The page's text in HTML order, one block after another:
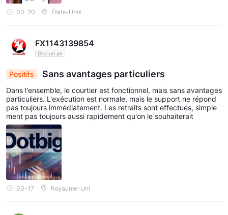
03-20 États-Unis
FX1143139854
D'ici un an
Positifs Sans avantages particuliers
Dans l'ensemble, le courtier est fonctionnel, mais sans avantages
particuliers. L'exécution est normale, mais le support ne répond
pas toujours immédiatement. Les retraits sont effectués, simple
ment pas toujours aussi rapidement qu'on le souhaiterait
03-17 Royaume-Uni